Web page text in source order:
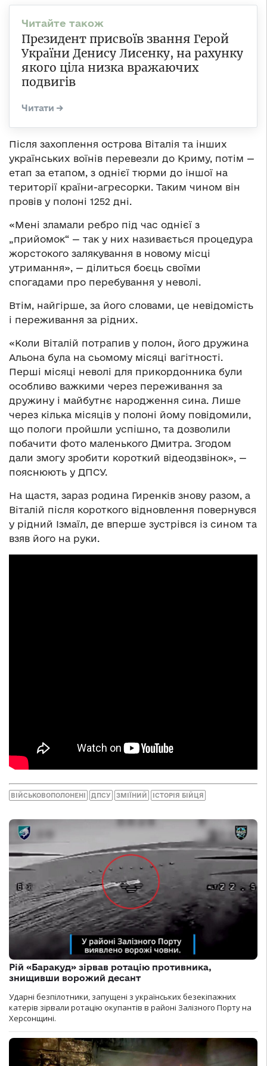
Президент присвоїв звання Герой
України Денису Лисенку, на рахунку
якого ціла низка вражаючих
подвигів
Після захоплення острова Віталія та інших
українських воїнів перевезли до Криму, потім —
етап за етапом, з однієї тюрми до іншої на
території країни-агресорки. Таким чином він
провів у полоні 1252 дні.
«Мені зламали ребро під час однієї з
„прийомок“ — так у них називається процедура
жорстокого залякування в новому місці
утримання», — ділиться боєць своїми
спогадами про перебування у неволі.
Втім, найгірше, за його словами, це невідомість
і переживання за рідних.
«Коли Віталій потрапив у полон, його дружина
Альона була на сьомому місяці вагітності.
Перші місяці неволі для прикордонника були
особливо важкими через переживання за
дружину і майбутнє народження сина. Лише
через кілька місяців у полоні йому повідомили,
що пологи пройшли успішно, та дозволили
побачити фото маленького Дмитра. Згодом
дали змогу зробити короткий відеодзвінок», —
пояснюють у ДПСУ.
На щастя, зараз родина Гиренків знову разом, а
Віталій після короткого відновлення повернувся
у рідний Ізмаїл, де вперше зустрівся із сином та
взяв його на руки.
ВІЙСЬКОВОПОЛОНЕНІ ДПСУ ЗМІЇНИЙ ІСТОРІЯ БІЙЦЯ
Рій «Баракуд» зірвав ротацію противника,
знищивши ворожий десант
Ударні безпілотники, запущені з українських безекіпажних
катерів зірвали ротацію окупантів в районі Залізного Порту на
Херсонщині.